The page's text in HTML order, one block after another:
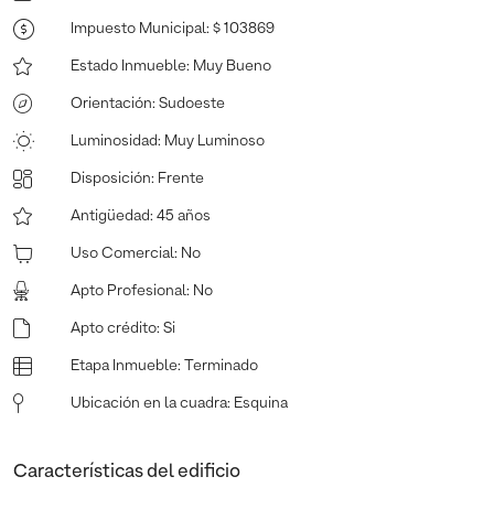
Impuesto Municipal : $ 103869
Estado Inmueble: Muy Bueno
Orientación: Sudoeste
Luminosidad: Muy Luminoso
Disposición: Frente
Antigüedad: 45 años
Uso Comercial : No
Apto Profesional : No
Apto crédito: Si
Etapa Inmueble: Terminado
Ubicación en la cuadra: Esquina
Características del edificio